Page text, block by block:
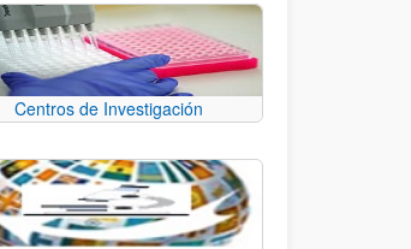
Centros de Investigación